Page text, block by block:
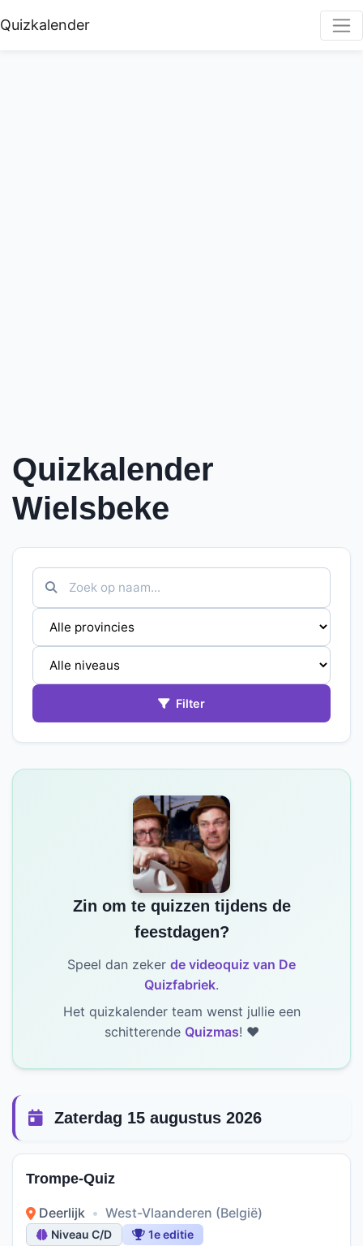
Quizkalender
Quizkalender
Wielsbeke
Filter
Zin om te quizzen tijdens de
feestdagen?
Speel dan zeker de videoquiz van De
Quizfabriek.
Het quizkalender team wenst jullie een
schitterende Quizmas! ❤️
Zaterdag 15 augustus 2026
Trompe-Quiz
Deerlijk • West-Vlaanderen (België)
Niveau C/D 1e editie